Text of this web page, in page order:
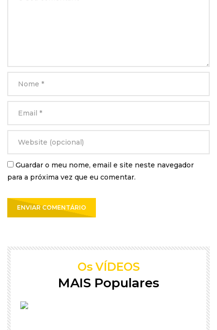
Guardar o meu nome, email e site neste navegador
para a próxima vez que eu comentar.
Os VÍDEOS
MAIS Populares